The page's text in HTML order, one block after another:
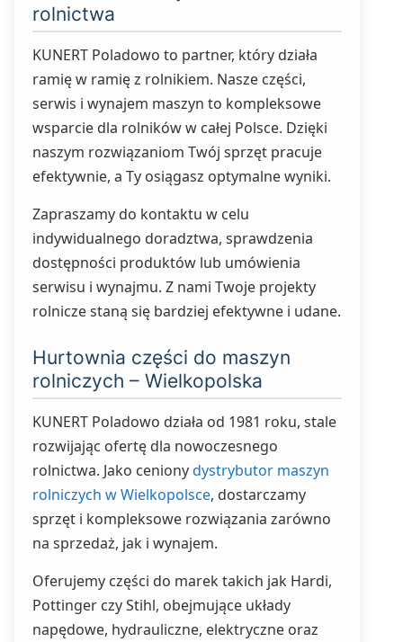
rolnictwa
KUNERT Poladowo to partner, który działa
ramię w ramię z rolnikiem. Nasze części,
serwis i wynajem maszyn to kompleksowe
wsparcie dla rolników w całej Polsce. Dzięki
naszym rozwiązaniom Twój sprzęt pracuje
efektywnie, a Ty osiągasz optymalne wyniki.
Zapraszamy do kontaktu w celu
indywidualnego doradztwa, sprawdzenia
dostępności produktów lub umówienia
serwisu i wynajmu. Z nami Twoje projekty
rolnicze staną się bardziej efektywne i udane.
Hurtownia części do maszyn
rolniczych – Wielkopolska
KUNERT Poladowo działa od 1981 roku, stale
rozwijając ofertę dla nowoczesnego
rolnictwa. Jako cenionydystrybutor maszyn
rolniczych w Wielkopolsce, dostarczamy
sprzęt i kompleksowe rozwiązania zarówno
na sprzedaż, jak i wynajem.
Oferujemy części do marek takich jak Hardi,
Pottinger czy Stihl, obejmujące układy
napędowe, hydrauliczne, elektryczne oraz